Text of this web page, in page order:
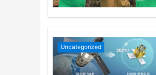
Uncategorized